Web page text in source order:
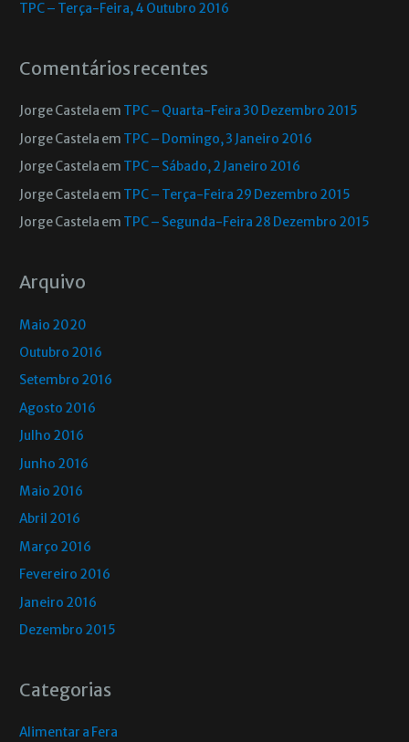
TPC – Terça-Feira, 4 Outubro 2016
Comentários recentes
Jorge Castela em TPC – Quarta-Feira 30 Dezembro 2015
Jorge Castela em TPC – Domingo, 3 Janeiro 2016
Jorge Castela em TPC – Sábado, 2 Janeiro 2016
Jorge Castela em TPC – Terça-Feira 29 Dezembro 2015
Jorge Castela em TPC – Segunda-Feira 28 Dezembro 2015
Arquivo
Maio 2020
Outubro 2016
Setembro 2016
Agosto 2016
Julho 2016
Junho 2016
Maio 2016
Abril 2016
Março 2016
Fevereiro 2016
Janeiro 2016
Dezembro 2015
Categorias
Alimentar a Fera